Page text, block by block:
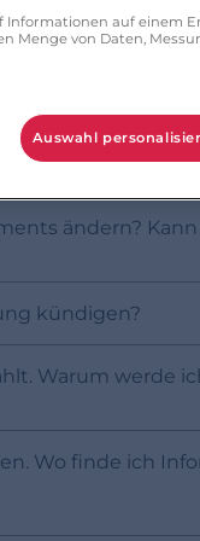
ändern?
kündigen?
Warum werde
Wo finde ich
Informationen auf einem
Menge von Daten,
Auswahl